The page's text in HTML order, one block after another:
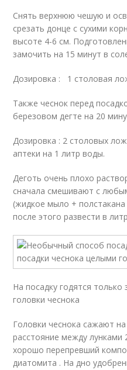
Снять верхнюю чешую и
срезать донце с сухими
высоте 4-6 см.
замочить на 15 минут в
Дозировка : 1 столовая
Также чеснок перед
березовом дегте на 20
Дозировка : 2 столовых
аптеки на 1 литр воды.
Деготь очень плохо
сначала смешивают с
(жидкое мыло +
после этого развести в
На посадку годятся
головки чеснока
Головки чеснока сажают
расстояние между лунками
хорошо перепревший
диатомита . На дно